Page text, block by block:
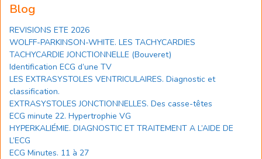
Blog
REVISIONS ETE 2026
WOLFF-PARKINSON-WHITE. LES TACHYCARDIES
TACHYCARDIE JONCTIONNELLE (Bouveret)
Identification ECG d’une TV
LES EXTRASYSTOLES VENTRICULAIRES. Diagnostic et
classification.
EXTRASYSTOLES JONCTIONNELLES. Des casse-têtes
ECG minute 22. Hypertrophie VG
HYPERKALIÉMIE. DIAGNOSTIC ET TRAITEMENT A L’AIDE DE
L’ECG
ECG Minutes. 11 à 27